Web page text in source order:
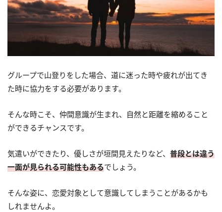
グループで山登りをした場合、道に迷った時や疲れが出てき
た時に協力をする必要があります。
そんな時こそ、仲間意識が生まれ、自然と距離を縮めること
ができるチャンスです。
気遣いができたり、優しさが垣間見えたりなど、 普段とは違う
一面が見られる可能性もあるでしょう。
そんな姿に、恋愛対象として意識してしまうことがあるかも
しれませんよ。